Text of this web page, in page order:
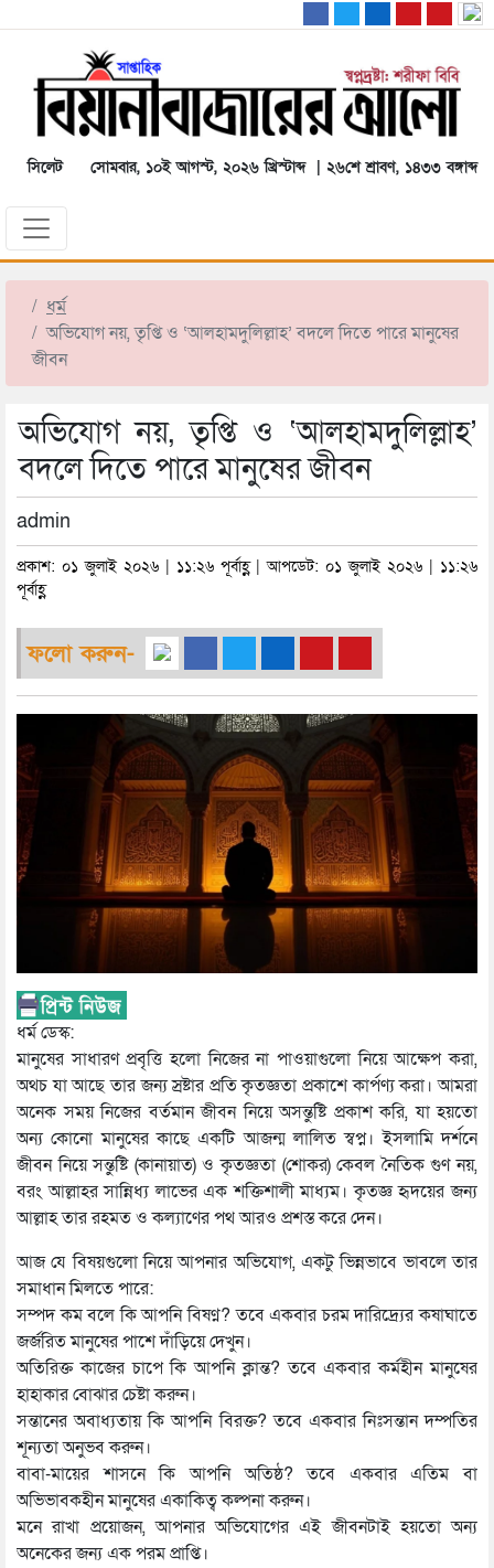
সিলেট সোমবার, ১০ই আগস্ট, ২০২৬ খ্রিস্টাব্দ | ২৬শে শ্রাবণ, ১৪৩৩ বঙ্গাব্দ
ধর্ম
অভিযোগ নয়, তৃপ্তি ও ‘আলহামদুলিল্লাহ’ বদলে দিতে পারে মানুষের
জীবন
অভিযোগ নয়, তৃপ্তি ও ‘আলহামদুলিল্লাহ’
বদলে দিতে পারে মানুষের জীবন
admin
প্রকাশ: ০১ জুলাই ২০২৬ | ১১:২৬ পূর্বাহ্ণ | আপডেট: ০১ জুলাই ২০২৬ | ১১:২৬
পূর্বাহ্ণ
ফলো করুন-
ধর্ম ডেস্ক:
মানুষের সাধারণ প্রবৃত্তি হলো নিজের না পাওয়াগুলো নিয়ে আক্ষেপ করা,
অথচ যা আছে তার জন্য স্রষ্টার প্রতি কৃতজ্ঞতা প্রকাশে কার্পণ্য করা। আমরা
অনেক সময় নিজের বর্তমান জীবন নিয়ে অসন্তুষ্টি প্রকাশ করি, যা হয়তো
অন্য কোনো মানুষের কাছে একটি আজন্ম লালিত স্বপ্ন। ইসলামি দর্শনে
জীবন নিয়ে সন্তুষ্টি (কানায়াত) ও কৃতজ্ঞতা (শোকর) কেবল নৈতিক গুণ নয়,
বরং আল্লাহর সান্নিধ্য লাভের এক শক্তিশালী মাধ্যম। কৃতজ্ঞ হৃদয়ের জন্য
আল্লাহ তার রহমত ও কল্যাণের পথ আরও প্রশস্ত করে দেন।
আজ যে বিষয়গুলো নিয়ে আপনার অভিযোগ, একটু ভিন্নভাবে ভাবলে তার
সমাধান মিলতে পারে:
সম্পদ কম বলে কি আপনি বিষণ্ণ? তবে একবার চরম দারিদ্র্যের কষাঘাতে
জর্জরিত মানুষের পাশে দাঁড়িয়ে দেখুন।
অতিরিক্ত কাজের চাপে কি আপনি ক্লান্ত? তবে একবার কর্মহীন মানুষের
হাহাকার বোঝার চেষ্টা করুন।
সন্তানের অবাধ্যতায় কি আপনি বিরক্ত? তবে একবার নিঃসন্তান দম্পতির
শূন্যতা অনুভব করুন।
বাবা-মায়ের শাসনে কি আপনি অতিষ্ঠ? তবে একবার এতিম বা
অভিভাবকহীন মানুষের একাকিত্ব কল্পনা করুন।
মনে রাখা প্রয়োজন, আপনার অভিযোগের এই জীবনটাই হয়তো অন্য
অনেকের জন্য এক পরম প্রাপ্তি।